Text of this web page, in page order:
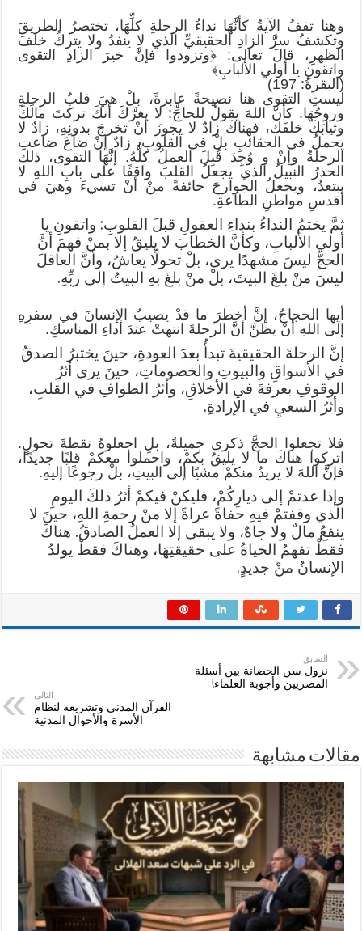
​وهنا تقفُ الآيةُ كأنَّهَا نداءُ الرحلةِ كلِّهَا، تختصرُ الطريقَ
وتكشفُ سرَّ الزادِ الحقيقيِّ الذي لا ينفدُ ولا يتركُ خلفَ
الظهرِ، قالَ تعالى: ﴿وتزودوا فإنَّ خيرَ الزادِ التقوى
واتقونِ يا أولي الألبابِ﴾
(البقرةُ: 197)
​ليستِ التقوى هنا نصيحةً عابرةً، بلْ هيَ قلبُ الرحلةِ
وروحُهَا. كأنَّ اللهَ يقولُ للحاجِّ: لا يغرَّكَ أنكَ تركتَ مالَكَ
وثيابَكَ خلفَكَ، فهناكَ زادٌ لا يجوزَ أنْ تخرجَ بدونِهِ، زادٌ لا
يحملُ في الحقائبِ بلْ في القلوبِ، زادٌ إنْ ضاعَ ضاعتِ
الرحلةُ وإنْ و وُجِدَ قُبِلَ العملُ كلُّهُ. إنَّهَا التقوى، ذلكَ
الحذرُ النبيلُ الذي يجعلُ القلبَ واقفًا على بابِ اللهِ لا
يبتعدُ، ويجعلُ الجوارحَ خائفةً منْ أنْ تسيءَ وهيَ في
أقدسِ مواطنِ الطاعةِ.
​ثمَّ يختمُ النداءُ بنداءِ العقولِ قبلَ القلوبِ: واتقونِ يا
أولي الألبابِ، وكأنَّ الخطابَ لا يليقُ إلا بمنْ فهمَ أنَّ
الحجَّ ليسَ مشهدًا يرى، بلْ تحولًا يعاشُ، وأنَّ العاقلَ
ليسَ منْ بلغَ البيتَ، بلْ منْ بلغَ بهِ البيتُ إلى ربِّهِ.
​أيها الحجاجُ، إنَّ أخطرَ ما قدْ يصيبُ الإنسانَ في سفرِهِ
إلى اللهِ أنْ يظنَّ أنَّ الرحلةَ انتهتْ عندَ أداءِ المناسكِ.
إنَّ الرحلةَ الحقيقيةَ تبدأُ بعدَ العودةِ، حينَ يختبرُ الصدقُ
في الأسواقِ والبيوتِ والخصوماتِ، حينَ يرى أثرُ
الوقوفِ بعرفةَ في الأخلاقِ، وأثرُ الطوافِ في القلبِ،
وأثرُ السعيِ في الإرادةِ.
​فلا تجعلوا الحجَّ ذكرى جميلةً، بلِ اجعلوهُ نقطةَ تحولٍ.
اتركوا هناكَ ما لا يليقُ بكمْ، واحملوا معكمْ قلبًا جديدًا،
فإنَّ اللهَ لا يريدُ منكمْ مشيًا إلى البيتِ، بلْ رجوعًا إليهِ.
​وإذا عدتمْ إلى ديارِكُمْ، فليكنْ فيكمْ أثرُ ذلكَ اليومِ
الذي وقفتمْ فيهِ حفاةً عراةً إلا منْ رحمةِ اللهِ، حينَ لا
ينفعُ مالٌ ولا جاهٌ، ولا يبقى إلا العملُ الصادقُ. هناكَ
فقطْ تفهمُ الحياةُ على حقيقتِهَا، وهناكَ فقطْ يولدُ
الإنسانُ منْ جديدٍ.
السابق
نزول سن الحضانة بين أسئلة
المصريين وأجوبة العلماء!
التالي
القرآن المدنى وتشريعه لنظام
الأسرة والأحوال المدنية
مقالات مشابهة